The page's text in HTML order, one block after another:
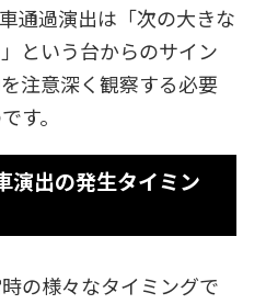
通過演出は「次の大きな
という台からのサイン
注意深く観察する必要
す。
演出の発生タイミン
の様々なタイミングで